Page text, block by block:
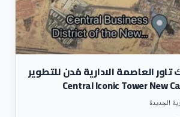
العاصمة الادارية مُدن للتطوير
الجديدة